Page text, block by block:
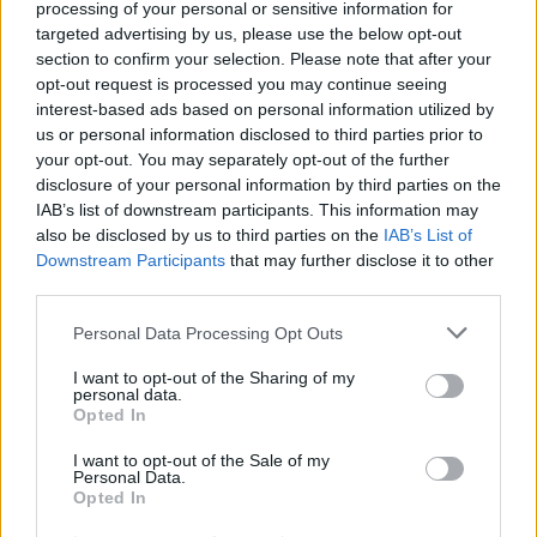
processing of your personal or sensitive information for
targeted advertising by us, please use the below opt-out
section to confirm your selection. Please note that after your
opt-out request is processed you may continue seeing
interest-based ads based on personal information utilized by
us or personal information disclosed to third parties prior to
your opt-out. You may separately opt-out of the further
disclosure of your personal information by third parties on the
IAB’s list of downstream participants. This information may
also be disclosed by us to third parties on the IAB’s List of
Downstream Participants that may further disclose it to other
Personal Data Processing Opt Outs
I want to opt-out of the Sharing of my
personal data.
Opted In
I want to opt-out of the Sale of my
Personal Data.
Opted In
Memaliaj kundër reformës
territoriale, banorët
refuzojnë bashkimin me
Tepelenën
qeverisë/ Qytetarët
kërkojnë dorëheqjen e
Ramës, nis grumbullimi në
sheshin “Skënderbej”:
Fuqia qëndron te
bashkimi
Sokol Hoxha ekstradohet
në Shqipëri, Ambasada
Amerikane: SHBA nuk
kriminelët që abuzojnë me
sistemin e emigracionit
PD akuzon Ramën për
gjendjen e institucioneve
të kulturës: Tirana është
dhe Cirk Kombëtar